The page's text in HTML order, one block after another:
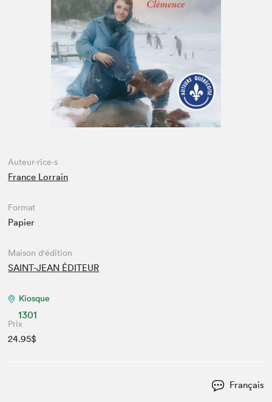
Espace médias
Auteur·rice·s
France Lorrain
Format
Papier
Maison d'édition
SAINT-JEAN ÉDITEUR
Kiosque
1301
Prix
24.95$
Français